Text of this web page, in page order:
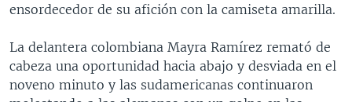
ensordecedor de su afición con la camiseta amarilla.
La delantera colombiana Mayra Ramírez remató de
cabeza una oportunidad hacia abajo y desviada en el
noveno minuto y las sudamericanas continuaron